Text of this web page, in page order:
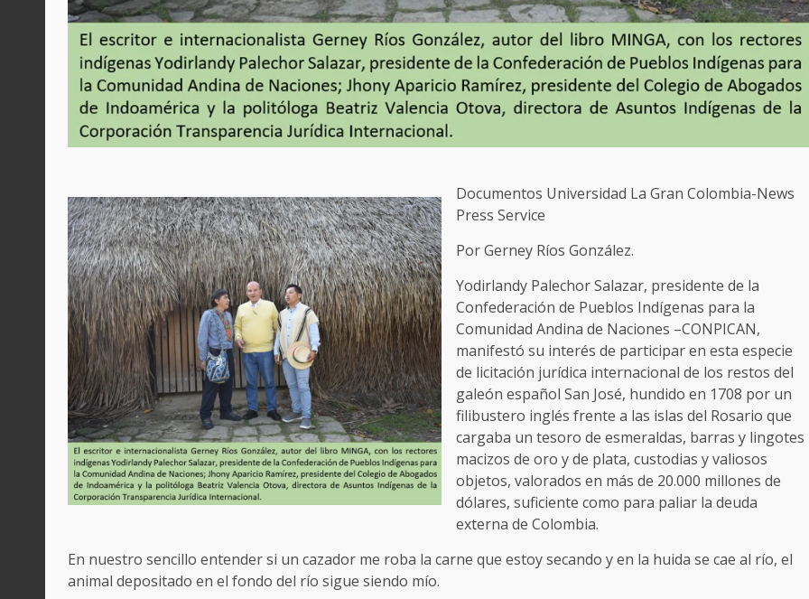
Documentos Universidad La Gran Colombia-News
Press Service
Por Gerney Ríos González.
Yodirlandy Palechor Salazar, presidente de la
Confederación de Pueblos Indígenas para la
Comunidad Andina de Naciones –CONPICAN,
manifestó su interés de participar en esta especie
de licitación jurídica internacional de los restos del
galeón español San José, hundido en 1708 por un
filibustero inglés frente a las islas del Rosario que
cargaba un tesoro de esmeraldas, barras y lingotes
macizos de oro y de plata, custodias y valiosos
objetos, valorados en más de 20.000 millones de
dólares, suficiente como para paliar la deuda
externa de Colombia.
En nuestro sencillo entender si un cazador me roba la carne que estoy secando y en la huida se cae al río, el
animal depositado en el fondo del río sigue siendo mío.